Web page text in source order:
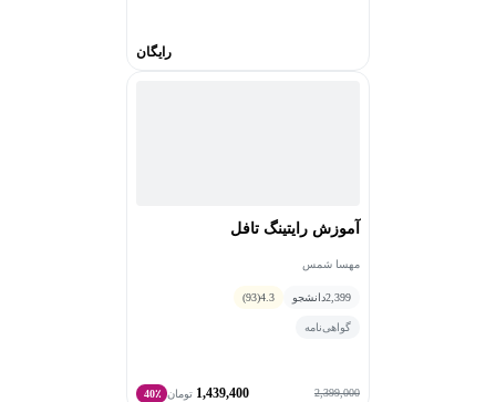
رایگان
آموزش رایتینگ تافل
مهسا شمس
2,399دانشجو 4.3
(93)
گواهی‌نامه
2,399,000
1,439,400 تومان 40٪